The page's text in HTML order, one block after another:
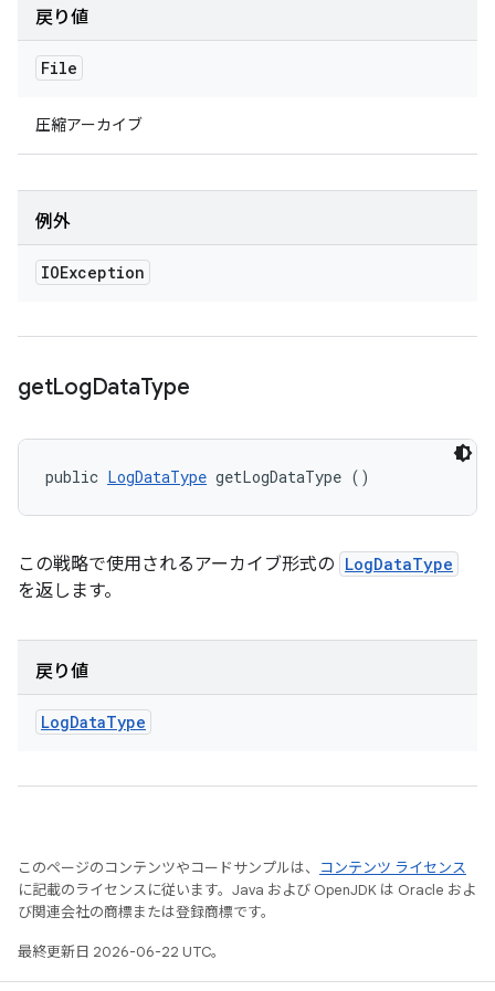
戻り値
File
圧縮アーカイブ
例外
IOException
getLogDataType
public LogDataType getLogDataType ()
この戦略で使用されるアーカイブ形式の LogDataType
を返します。
戻り値
LogDataType
このページのコンテンツやコードサンプルは、
コンテンツ ライセンス
に記載のライセンスに従います。Java および OpenJDK は Oracle およ
び関連会社の商標または登録商標です。
最終更新日 2026-06-22 UTC。